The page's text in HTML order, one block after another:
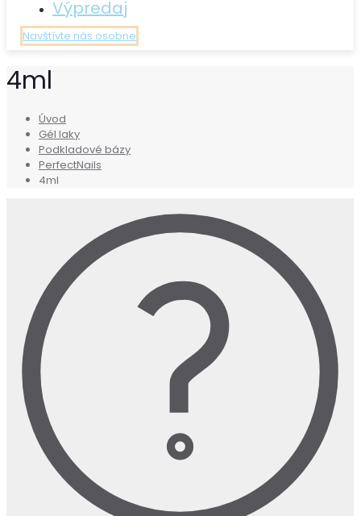
Výpredaj
Navštívte nás osobne
4ml
Úvod
Gél laky
Podkladové bázy
PerfectNails
4ml